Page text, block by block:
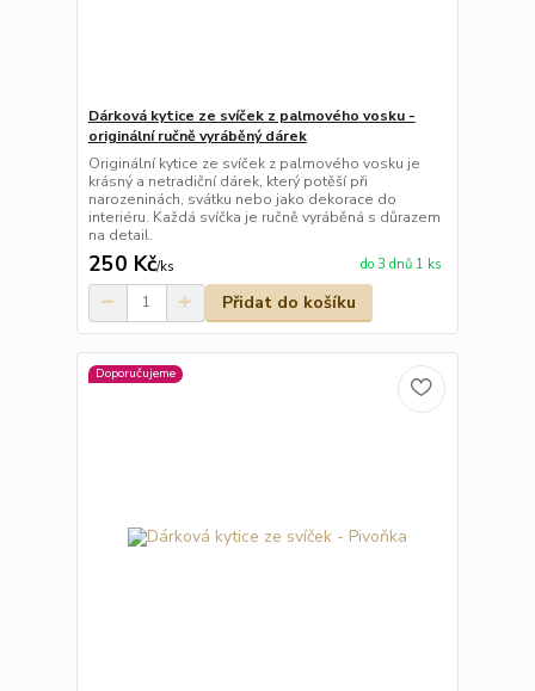
Dárková kytice ze svíček z palmového vosku -
originální ručně vyráběný dárek
Originální kytice ze svíček z palmového vosku je
krásný a netradiční dárek, který potěší při
narozeninách, svátku nebo jako dekorace do
interiéru. Každá svíčka je ručně vyráběná s důrazem
na detail.
250 Kč/ks do 3 dnů 1 ks
Přidat do košíku
Doporučujeme